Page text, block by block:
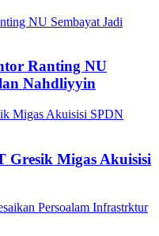
Ranting NU
Nahdliyyin
Gresik Migas Akuisisi